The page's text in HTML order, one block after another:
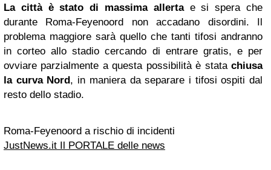
La città è stato di massima allertae si spera che
durante Roma-Feyenoord non accadano disordini. Il
problema maggiore sarà quello che tanti tifosi andranno
in corteo allo stadio cercando di entrare gratis, e per
ovviare parzialmente a questa possibilità è stata chiusa
la curva Nord, in maniera da separare i tifosi ospiti dal
resto dello stadio.
Roma-Feyenoord a rischio di incidenti
JustNews.it Il PORTALE delle news